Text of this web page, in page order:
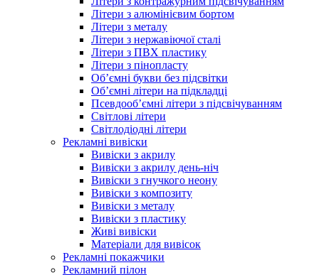
Літери з алюмінієвим бортом
Літери з металу
Літери з нержавіючої сталі
Літери з ПВХ пластику
Літери з пінопласту
Об’ємні букви без підсвітки
Об’ємні літери на підкладці
Псевдооб’ємні літери з підсвічуванням
Світлові літери
Світлодіодні літери
Рекламні вивіски
Вивіски з акрилу
Вивіски з акрилу день-ніч
Вивіски з гнучкого неону
Вивіски з композиту
Вивіски з металу
Вивіски з пластику
Живі вивіски
Матеріали для вивісок
Рекламні покажчики
Рекламний пілон